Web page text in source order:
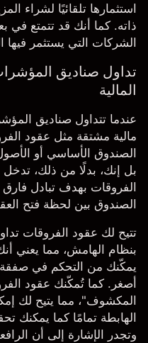
استثمارها تلقائيًا لشراء
ذاته. كما أنك قد تتمتع
الشركات التي يستثمر فيها
تداول صناديق
المالية
عندما تتداول صناديق
مالية مشتقة مثل عقود
الصندوق الأساسي أو
بل إنك، بدلًا من ذلك،
الفروقات بهدف تبادل
الصندوق بين لحظة فتح
تتيح لك عقود الفروقات
بنظام الهامش، مما يعني
يمكّنك من التحكم في صفقة
أصغر. كما تُمكّنك عقود
المكشوف"، مما يتيح لك
الهابطة تمامًا كما يمكنك
وتجدر الإشارة إلى أن